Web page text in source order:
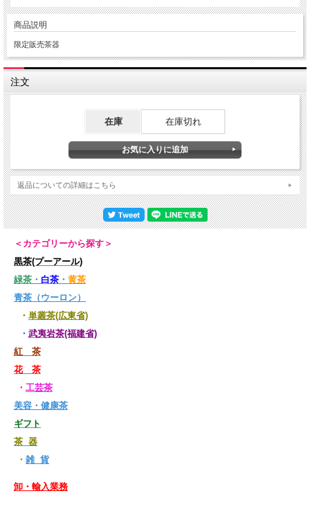
商品説明
限定販売茶器
注文
在庫 在庫切れ
返品についての詳細はこちら
＜カテゴリーから探す＞
黒茶(プーアール)
緑茶 ・ 白茶 ・ 黄茶
青茶（ウーロン）
・ 単叢茶(広東省)
・ 武夷岩茶(福建省)
紅 茶
花 茶
・ 工芸茶
美容・健康茶
ギフト
茶 器
・ 雑 貨
卸・輸入業務